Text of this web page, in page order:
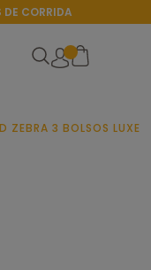
DE CORRIDA
ZEBRA 3 BOLSOS LUXE